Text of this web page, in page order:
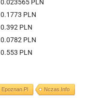
0.023565 PLN
0.1773 PLN
0.392 PLN
0.0782 PLN
0.553 PLN
Epoznan.pl Nczas.info